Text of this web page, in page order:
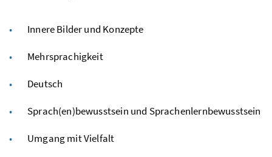
Innere Bilder und Konzepte
Mehrsprachigkeit
Deutsch
Sprach(en)bewusstsein und Sprachenlernbewusstsein
Umgang mit Vielfalt